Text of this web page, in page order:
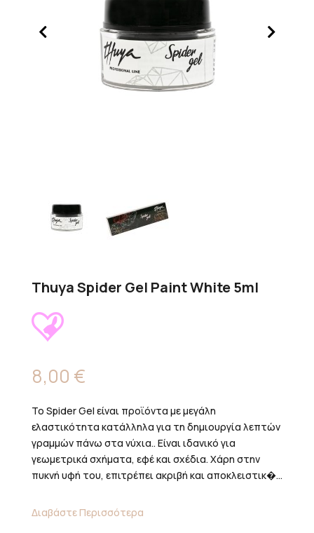
Thuya Spider Gel Paint White 5ml
8,00 €
Το Spider Gel είναι προϊόντα με μεγάλη
ελαστικότητα κατάλληλα για τη δημιουργία λεπτών
γραμμών πάνω στα νύχια.. Είναι ιδανικό για
γεωμετρικά σχήματα, εφέ και σχέδια. Χάρη στην
πυκνή υφή του, επιτρέπει ακριβή και αποκλειστικ�...
Διαβάστε Περισσότερα